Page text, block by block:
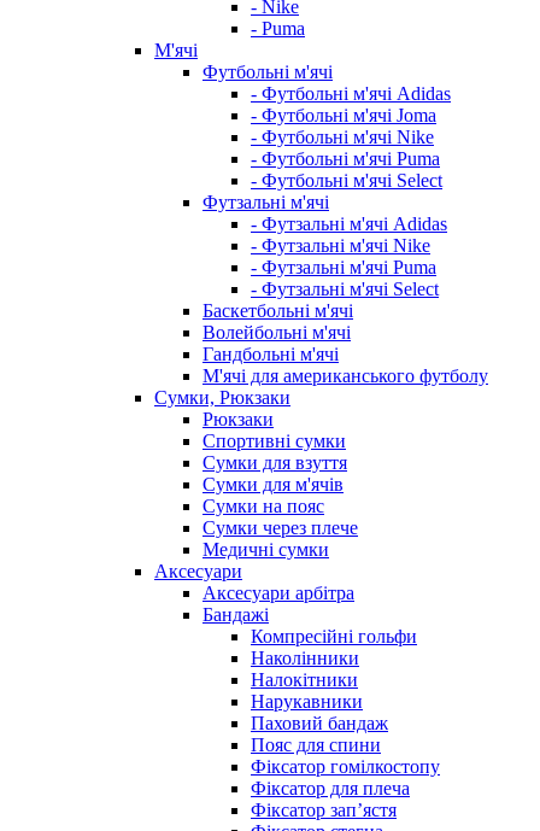
- Nike
- Puma
М'ячі
Футбольні м'ячі
- Футбольні м'ячі Adidas
- Футбольні м'ячі Joma
- Футбольні м'ячі Nike
- Футбольні м'ячі Puma
- Футбольні м'ячі Select
Футзальні м'ячі
- Футзальні м'ячі Adidas
- Футзальні м'ячі Nike
- Футзальні м'ячі Puma
- Футзальні м'ячі Select
Баскетбольні м'ячі
Волейбольні м'ячі
Гандбольні м'ячі
М'ячі для американського футболу
Сумки, Рюкзаки
Рюкзаки
Спортивні сумки
Сумки для взуття
Сумки для м'ячів
Сумки на пояс
Сумки через плече
Медичні сумки
Аксесуари
Аксесуари арбітра
Бандажі
Компресійні гольфи
Наколінники
Налокітники
Нарукавники
Паховий бандаж
Пояс для спини
Фіксатор гомілкостопу
Фіксатор для плеча
Фіксатор запʼястя